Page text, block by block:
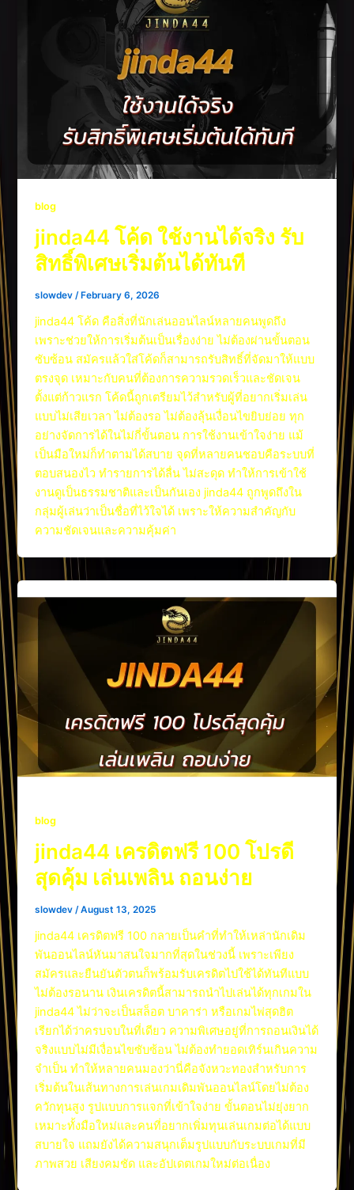
blog
jinda44 โค้ด ใช้งานได้จริง รับ
สิทธิ์พิเศษเริ่มต้นได้ทันที
slowdev/ February 6, 2026
jinda44 โค้ด คือสิ่งที่นักเล่นออนไลน์หลายคนพูดถึง
เพราะช่วยให้การเริ่มต้นเป็นเรื่องง่าย ไม่ต้องผ่านขั้นตอน
ซับซ้อน สมัครแล้วใส่โค้ดก็สามารถรับสิทธิ์ที่จัดมาให้แบบ
ตรงจุด เหมาะกับคนที่ต้องการความรวดเร็วและชัดเจน
ตั้งแต่ก้าวแรก โค้ดนี้ถูกเตรียมไว้สำหรับผู้ที่อยากเริ่มเล่น
แบบไม่เสียเวลา ไม่ต้องรอ ไม่ต้องลุ้นเงื่อนไขยิบย่อย ทุก
อย่างจัดการได้ในไม่กี่ขั้นตอน การใช้งานเข้าใจง่าย แม้
เป็นมือใหม่ก็ทำตามได้สบาย จุดที่หลายคนชอบคือระบบที่
ตอบสนองไว ทำรายการได้ลื่น ไม่สะดุด ทำให้การเข้าใช้
งานดูเป็นธรรมชาติและเป็นกันเอง jinda44 ถูกพูดถึงใน
กลุ่มผู้เล่นว่าเป็นชื่อที่ไว้ใจได้ เพราะให้ความสำคัญกับ
ความชัดเจนและความคุ้มค่า
blog
jinda44 เครดิตฟรี 100 โปรดี
สุดคุ้ม เล่นเพลิน ถอนง่าย
slowdev/August 13, 2025
jinda44 เครดิตฟรี 100 กลายเป็นคำที่ทำให้เหล่านักเดิม
พันออนไลน์หันมาสนใจมากที่สุดในช่วงนี้ เพราะเพียง
สมัครและยืนยันตัวตนก็พร้อมรับเครดิตไปใช้ได้ทันทีแบบ
ไม่ต้องรอนาน เงินเครดิตนี้สามารถนำไปเล่นได้ทุกเกมใน
jinda44 ไม่ว่าจะเป็นสล็อต บาคาร่า หรือเกมไพ่สุดฮิต
เรียกได้ว่าครบจบในที่เดียว ความพิเศษอยู่ที่การถอนเงินได้
จริงแบบไม่มีเงื่อนไขซับซ้อน ไม่ต้องทำยอดเทิร์นเกินความ
จำเป็น ทำให้หลายคนมองว่านี่คือจังหวะทองสำหรับการ
เริ่มต้นในเส้นทางการเล่นเกมเดิมพันออนไลน์โดยไม่ต้อง
ควักทุนสูง รูปแบบการแจกที่เข้าใจง่าย ขั้นตอนไม่ยุ่งยาก
เหมาะทั้งมือใหม่และคนที่อยากเพิ่มทุนเล่นเกมต่อได้แบบ
สบายใจ แถมยังได้ความสนุกเต็มรูปแบบกับระบบเกมที่มี
ภาพสวย เสียงคมชัด และอัปเดตเกมใหม่ต่อเนื่อง